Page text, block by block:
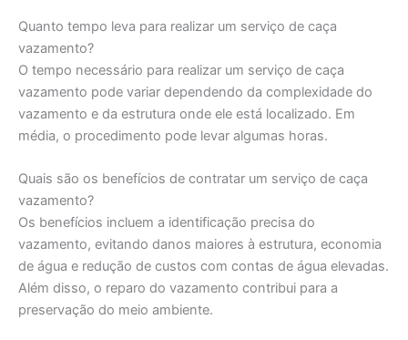
Quanto tempo leva para realizar um serviço de caça
vazamento?
O tempo necessário para realizar um serviço de caça
vazamento pode variar dependendo da complexidade do
vazamento e da estrutura onde ele está localizado. Em
média, o procedimento pode levar algumas horas.
Quais são os benefícios de contratar um serviço de caça
vazamento?
Os benefícios incluem a identificação precisa do
vazamento, evitando danos maiores à estrutura, economia
de água e redução de custos com contas de água elevadas.
Além disso, o reparo do vazamento contribui para a
preservação do meio ambiente.